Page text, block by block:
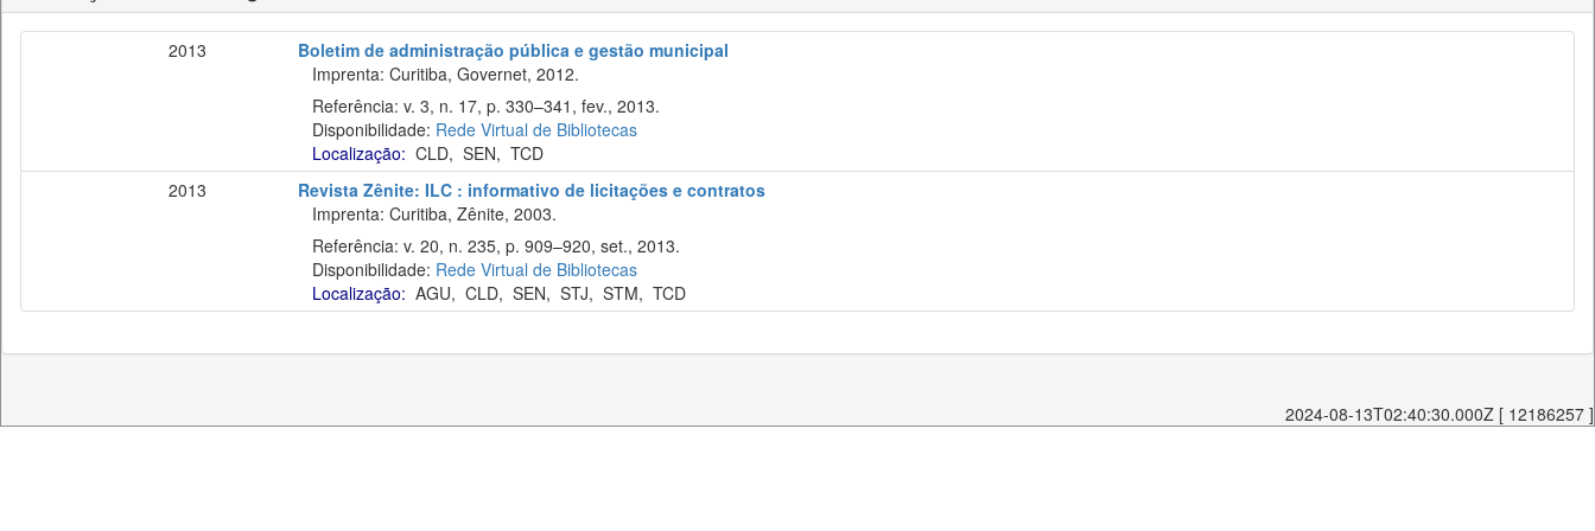
2013
Boletim de administração pública e gestão municipal
Imprenta: Curitiba, Governet, 2012.
Referência: v. 3, n. 17, p. 330–341, fev., 2013.
Disponibilidade: Rede Virtual de Bibliotecas
Localização: CLD, SEN, TCD
2013
Revista Zênite: ILC : informativo de licitações e contratos
Imprenta: Curitiba, Zênite, 2003.
Referência: v. 20, n. 235, p. 909–920, set., 2013.
Disponibilidade: Rede Virtual de Bibliotecas
Localização: AGU, CLD, SEN, STJ, STM, TCD
2024-08-13T02:40:30.000Z [ 12186257 ]